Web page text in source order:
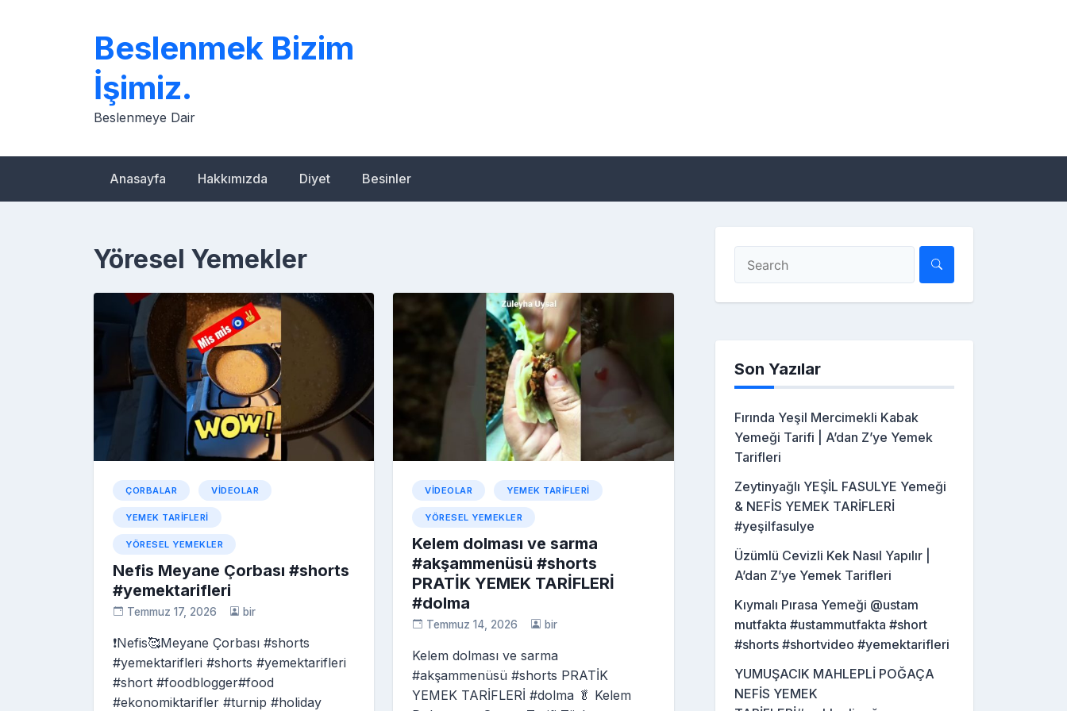
Beslenmek Bizim
İşimiz.
Beslenmeye Dair
Anasayfa Hakkımızda Diyet Besinler
Yöresel Yemekler
ÇORBALAR VIDEOLAR
YEMEK TARIFLERI
YÖRESEL YEMEKLER
Nefis Meyane Çorbası #shorts
#yemektarifleri
Temmuz 17, 2026 bir
❗Nefis🥰Meyane Çorbası #shorts
#yemektarifleri #shorts #yemektarifleri
#short #foodblogger#food
#ekonomiktarifler #turnip #holiday
VIDEOLAR YEMEK TARIFLERI
YÖRESEL YEMEKLER
Kelem dolması ve sarma
#akşammenüsü #shorts
PRATİK YEMEK TARİFLERİ
#dolma
Temmuz 14, 2026 bir
Kelem dolması ve sarma
#akşammenüsü #shorts PRATİK
YEMEK TARİFLERİ #dolma 🥬 Kelem
Son Yazılar
Fırında Yeşil Mercimekli Kabak
Yemeği Tarifi | A’dan Z’ye Yemek
Tarifleri
Zeytinyağlı YEŞİL FASULYE Yemeği
& NEFİS YEMEK TARİFLERİ
#yeşilfasulye
Üzümlü Cevizli Kek Nasıl Yapılır |
A’dan Z’ye Yemek Tarifleri
Kıymalı Pırasa Yemeği @ustam
mutfakta #ustammutfakta #short
#shorts #shortvideo #yemektarifleri
YUMUŞACIK MAHLEPLİ POĞAÇA
NEFİS YEMEK